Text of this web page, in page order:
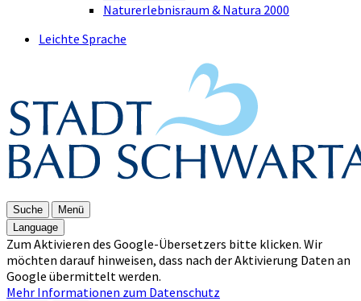
Naturerlebnisraum & Natura 2000
Leichte Sprache
Suche
Menü
Language
Zum Aktivieren des Google-Übersetzers bitte klicken. Wir
möchten darauf hinweisen, dass nach der Aktivierung Daten an
Google übermittelt werden.
Mehr Informationen zum Datenschutz